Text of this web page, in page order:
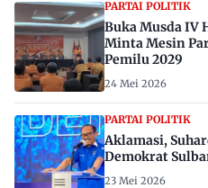
PARTAI POLITIK
Buka Musda IV
Minta Mesin
Pemilu 2029
24 Mei 2026
PARTAI POLITIK
Aklamasi,
Demokrat
23 Mei 2026